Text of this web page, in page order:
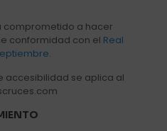
comprometido a hacer
conformidad con el Real
.
accesibilidad se aplica al